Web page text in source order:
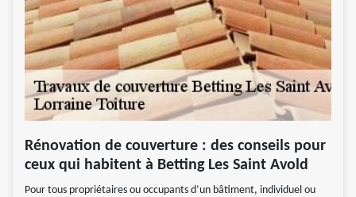
Rénovation de couverture : des conseils pour
ceux qui habitent à Betting Les Saint Avold
Pour tous propriétaires ou occupants d’un bâtiment, individuel ou